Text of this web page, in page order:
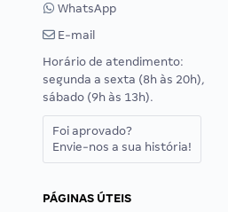
WhatsApp
E-mail
Horário de atendimento:
segunda a sexta (8h às 20h),
sábado (9h às 13h).
Foi aprovado?
Envie-nos a sua história!
PÁGINAS ÚTEIS